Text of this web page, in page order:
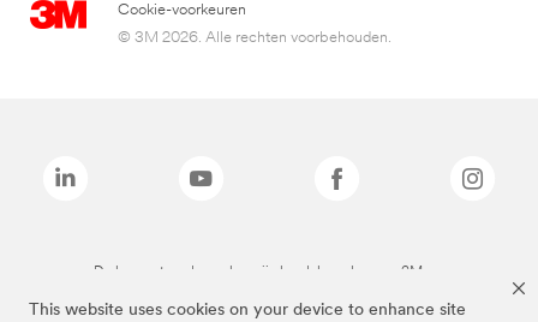
This website uses cookies on your device to enhance site
Cookie-voorkeuren
© 3M 2026. Alle rechten voorbehouden.
De bovenstaande merken zijn handelsmerken van 3M.we